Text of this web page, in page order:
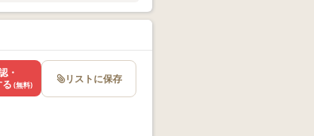
・
(無料) リストに保存